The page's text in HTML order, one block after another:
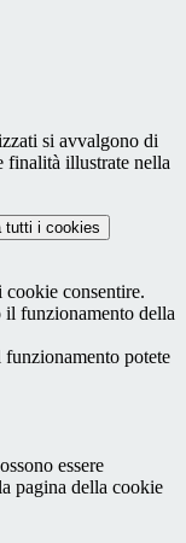
si avvalgono di
finalità illustrate nella
tutti i cookies
cookie consentire.
il funzionamento della
funzionamento potete
essere
pagina della cookie